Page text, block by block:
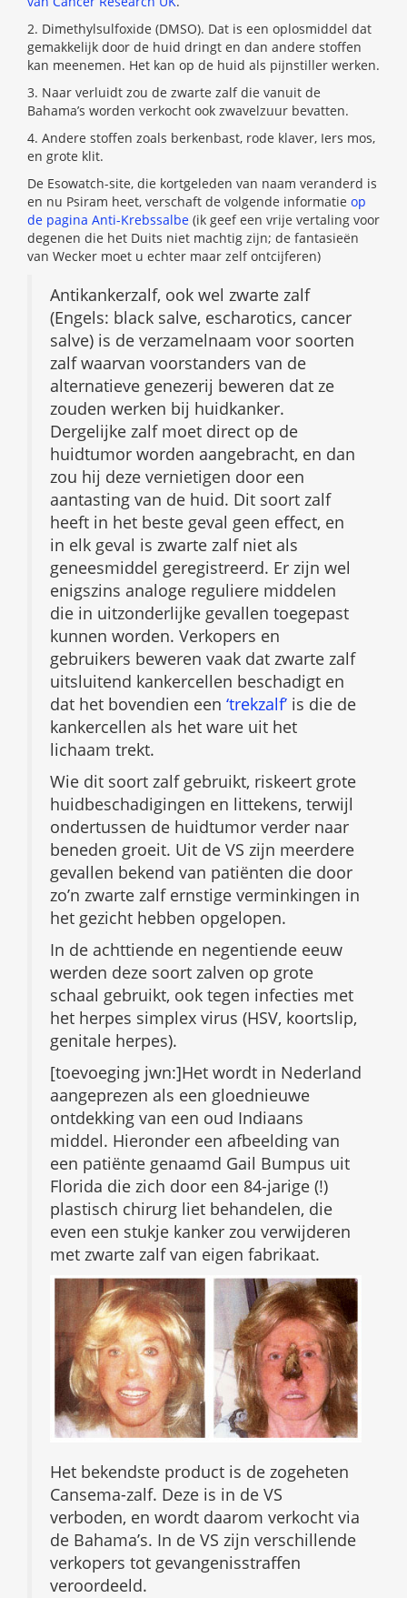
2. Dimethylsulfoxide (DMSO). Dat is een oplosmiddel dat
gemakkelijk door de huid dringt en dan andere stoffen
kan meenemen. Het kan op de huid als pijnstiller werken.
3. Naar verluidt zou de zwarte zalf die vanuit de
Bahama’s worden verkocht ook zwavelzuur bevatten.
4. Andere stoffen zoals berkenbast, rode klaver, Iers mos,
en grote klit.
De Esowatch-site, die kortgeleden van naam veranderd is
en nu Psiram heet, verschaft de volgende informatie op
de pagina Anti-Krebssalbe (ik geef een vrije vertaling voor
degenen die het Duits niet machtig zijn; de fantasieën
van Wecker moet u echter maar zelf ontcijferen)
Antikankerzalf, ook wel zwarte zalf
(Engels: black salve, escharotics, cancer
salve) is de verzamelnaam voor soorten
zalf waarvan voorstanders van de
alternatieve genezerij beweren dat ze
zouden werken bij huidkanker.
Dergelijke zalf moet direct op de
huidtumor worden aangebracht, en dan
zou hij deze vernietigen door een
aantasting van de huid. Dit soort zalf
heeft in het beste geval geen effect, en
in elk geval is zwarte zalf niet als
geneesmiddel geregistreerd. Er zijn wel
enigszins analoge reguliere middelen
die in uitzonderlijke gevallen toegepast
kunnen worden. Verkopers en
gebruikers beweren vaak dat zwarte zalf
uitsluitend kankercellen beschadigt en
dat het bovendien een ‘trekzalf’ is die de
kankercellen als het ware uit het
lichaam trekt.
Wie dit soort zalf gebruikt, riskeert grote
huidbeschadigingen en littekens, terwijl
ondertussen de huidtumor verder naar
beneden groeit. Uit de VS zijn meerdere
gevallen bekend van patiënten die door
zo’n zwarte zalf ernstige verminkingen in
het gezicht hebben opgelopen.
In de achttiende en negentiende eeuw
werden deze soort zalven op grote
schaal gebruikt, ook tegen infecties met
het herpes simplex virus (HSV, koortslip,
genitale herpes).
[toevoeging jwn:]Het wordt in Nederland
aangeprezen als een gloednieuwe
ontdekking van een oud Indiaans
middel. Hieronder een afbeelding van
een patiënte genaamd Gail Bumpus uit
Florida die zich door een 84-jarige (!)
plastisch chirurg liet behandelen, die
even een stukje kanker zou verwijderen
met zwarte zalf van eigen fabrikaat.
Het bekendste product is de zogeheten
Cansema-zalf. Deze is in de VS
verboden, en wordt daarom verkocht via
de Bahama’s. In de VS zijn verschillende
verkopers tot gevangenisstraffen
veroordeeld.